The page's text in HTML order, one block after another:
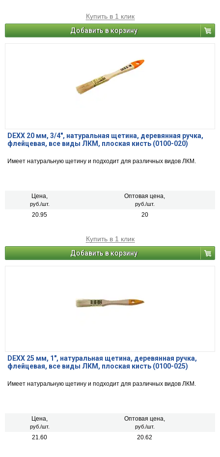
Купить в 1 клик
Добавить в корзину
DEXX 20 мм, 3/4″, натуральная щетина, деревянная ручка,
флейцевая, все виды ЛКМ, плоская кисть (0100-020)
Имеет натуральную щетину и подходит для различных видов ЛКМ.
Цена,
руб./шт.
Оптовая цена,
руб./шт.
20.95 20
Купить в 1 клик
Добавить в корзину
DEXX 25 мм, 1″, натуральная щетина, деревянная ручка,
флейцевая, все виды ЛКМ, плоская кисть (0100-025)
Имеет натуральную щетину и подходит для различных видов ЛКМ.
Цена,
руб./шт.
Оптовая цена,
руб./шт.
21.60 20.62